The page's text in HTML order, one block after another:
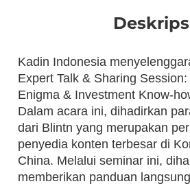
Kadin Indonesia
Expert Talk & Sharing
Enigma & Investment Know-
Dalam acara ini, dihadirkan
dari Blintn yang merupakan
penyedia konten terbesar di
China. Melalui seminar ini,
memberikan panduan